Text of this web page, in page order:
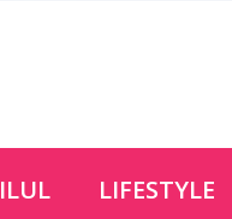
LIFESTYLE